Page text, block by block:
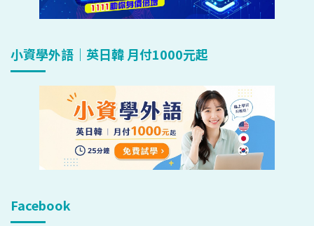
小資學外語｜英日韓 月付1000元起
Facebook